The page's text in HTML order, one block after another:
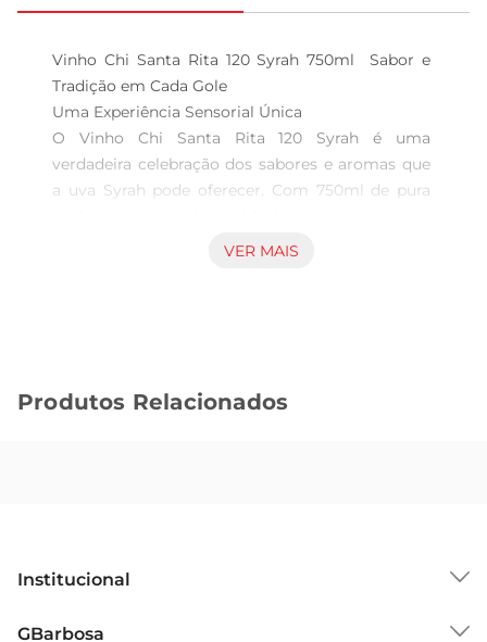
Vinho Chi Santa Rita 120 Syrah 750ml  Sabor e
Tradição em Cada Gole
Uma Experiência Sensorial Única
O Vinho Chi Santa Rita 120 Syrah é uma
verdadeira celebração dos sabores e aromas que
a uva Syrah pode oferecer. Com 750ml de pura
uma bebida que combina tradição e qualidade
Ao servir, o Chi Santa Rita 120 revela uma
barricas de carvalho. No paladar, sua estrutura é
proporcionam uma textura aveludada e um final
VER MAIS
Produtos Relacionados
Institucional
GBarbosa